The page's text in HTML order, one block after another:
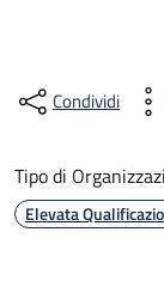
Condividi
Tipo di
Elevata